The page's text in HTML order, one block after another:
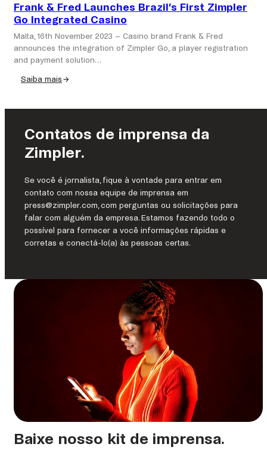
Frank & Fred Launches Brazil’s First Zimpler
Go Integrated Casino
Malta, 16th November 2023 – Casino brand Frank & Fred
announces the integration of Zimpler Go, a player registration
and payment solution…
Saiba mais
&
Launches
Brazil’s
First
Go
Integrated
Casino
Contatos de imprensa da
Zimpler.
Se você é jornalista, fique à vontade para entrar em
contato com nossa equipe de imprensa em
press@zimpler.com, com perguntas ou solicitações para
falar com alguém da empresa. Estamos fazendo todo o
possível para fornecer a você informações rápidas e
corretas e conectá-lo(a) às pessoas certas.
Baixe nosso kit de imprensa.